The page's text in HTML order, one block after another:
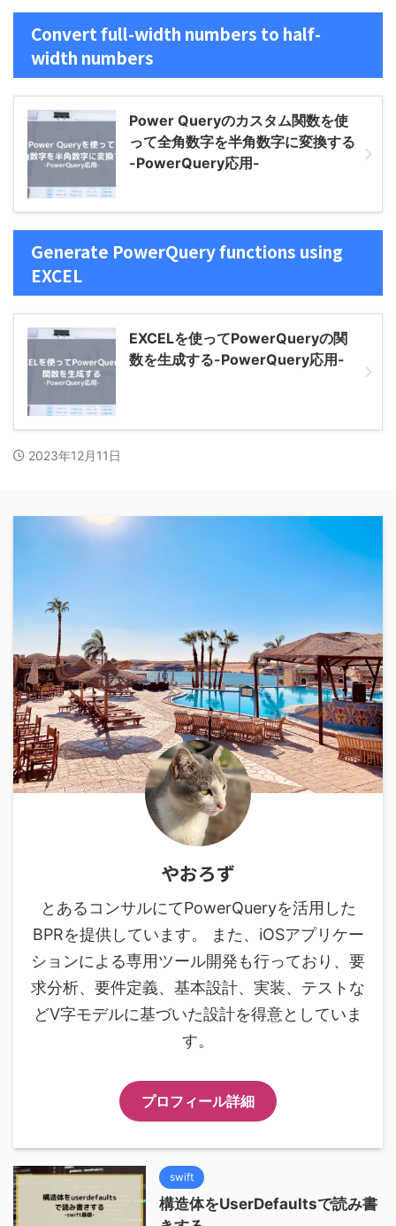
Convert full-width numbers to half-
width numbers
Power Queryのカスタム関数を使
って全角数字を半角数字に変換する
-PowerQuery応用-
Generate PowerQuery functions using
EXCEL
EXCELを使ってPowerQueryの関
数を生成する-PowerQuery応用-
2023年12月11日
やおろず
とあるコンサルにてPowerQueryを活用した
BPRを提供しています。 また、iOSアプリケー
ションによる専用ツール開発も行っており、要
求分析、要件定義、基本設計、実装、テストな
どV字モデルに基づいた設計を得意としていま
す。
プロフィール詳細
swift
構造体をUserDefaultsで読み書